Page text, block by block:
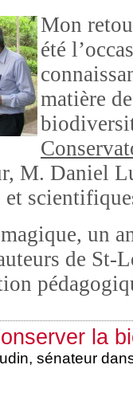
Mon
été
matière
M. Daniel
et
un
de St-
la
sénateur